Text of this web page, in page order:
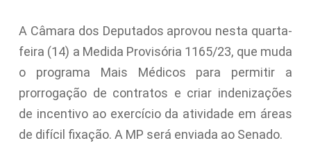
A Câmara dos Deputados aprovou nesta quarta-
feira (14) a Medida Provisória 1165/23, que muda
o programa Mais Médicos para permitir a
prorrogação de contratos e criar indenizações
de incentivo ao exercício da atividade em áreas
de difícil fixação. A MP será enviada ao Senado.